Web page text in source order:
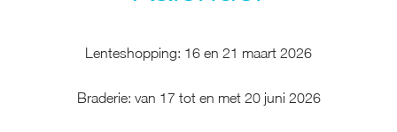
Lenteshopping: 16 en 21 maart 2026
Braderie: van 17 tot en met 20 juni 2026